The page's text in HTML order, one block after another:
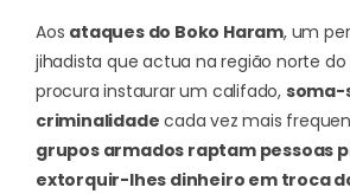
Aos ataques do Boko Haram, um
jihadista que actua na região norte do
procura instaurar um califado, soma-
criminalidade cada vez mais
grupos armados raptam pessoas
extorquir-lhes dinheiro em troca